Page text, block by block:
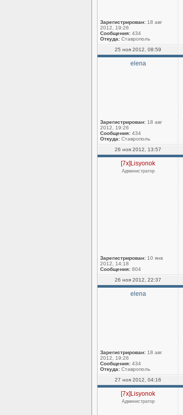
Зарегистрирован: 18 авг
2012, 19:26
Сообщения: 434
Откуда: Ставрополь
25 ноя 2012, 08:59
elena
Зарегистрирован: 18 авг
2012, 19:26
Сообщения: 434
Откуда: Ставрополь
26 ноя 2012, 13:57
[7x]Lisyonok
Администратор
Зарегистрирован: 10 янв
2012, 14:18
Сообщения: 804
26 ноя 2012, 22:37
elena
Зарегистрирован: 18 авг
2012, 19:26
Сообщения: 434
Откуда: Ставрополь
27 ноя 2012, 04:16
[7x]Lisyonok
Администратор